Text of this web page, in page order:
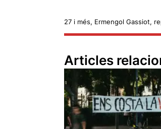
27 i més, Ermengol Gassiot,
Articles